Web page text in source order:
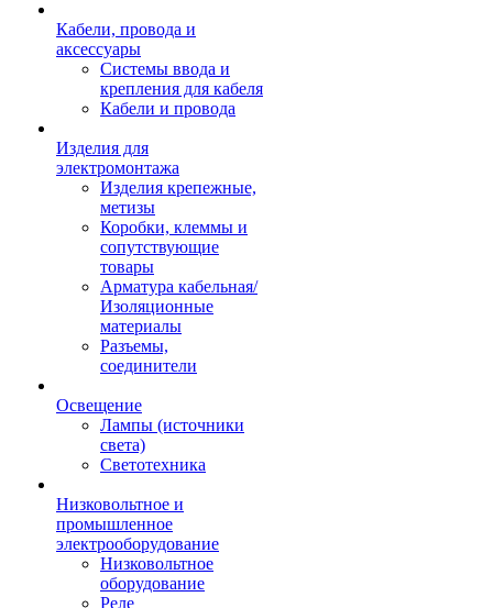
Кабели, провода и
аксессуары
Системы ввода и
крепления для кабеля
Кабели и провода
Изделия для
электромонтажа
Изделия крепежные,
метизы
Коробки, клеммы и
сопутствующие
товары
Арматура кабельная/
Изоляционные
материалы
Разъемы,
соединители
Освещение
Лампы (источники
света)
Светотехника
Низковольтное и
промышленное
электрооборудование
Низковольтное
оборудование
Реле